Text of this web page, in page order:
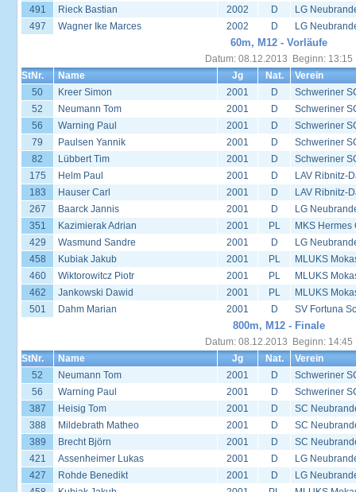
491
Rieck Bastian 2002 D
LG
497
Wagner Ike Marces 2002 D LG
60m, M12 - Vorläufe
Datum: 08.12.2013 Beginn: 13:15
StNr.
Name Jg Nat.
Verein
50
Kreer Simon 2001 D
Schweriner
52
Neumann Tom 2001 D
Schweriner
56
Warning Paul 2001 D
Schweriner
79
Paulsen Yannik 2001 D
Schweriner
82
Lübbert Tim 2001 D
Schweriner
175
Helm Paul 2001 D
LAV Ribnitz-
183
Hauser Carl 2001 D
LAV Ribnitz-
267
Baarck Jannis 2001 D
LG
351
Kazimierak Adrian 2001 PL
MKS Hermes
429
Wasmund Sandre 2001 D
LG
458
Kubiak Jakub 2001 PL
MLUKS
460
Wiktorowitcz Piotr 2001 PL
MLUKS
462
Jankowski Dawid 2001 PL
MLUKS
501
Dahm Marian 2001 D SV Fortuna
800m, M12 - Finale
Datum: 08.12.2013 Beginn: 14:45
StNr.
Name Jg Nat.
Verein
52
Neumann Tom 2001 D
Schweriner
56
Warning Paul 2001 D
Schweriner
387
Heisig Tom 2001 D
SC
388
Mildebrath Matheo 2001 D
SC
389
Brecht Björn 2001 D
SC
421
Assenheimer Lukas 2001 D
LG
427
Rohde Benedikt 2001 D
LG